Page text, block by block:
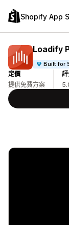
Shopify App
Loadify
Built for
定價
提供免費方案